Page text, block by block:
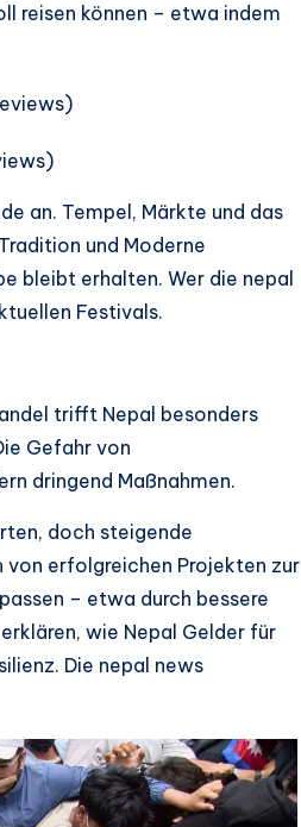
reisen können – etwa indem
an. Tempel, Märkte und das
und Moderne
bleibt erhalten. Wer die nepal
Festivals.
trifft Nepal besonders
Gefahr von
dringend Maßnahmen.
doch steigende
von erfolgreichen Projekten zur
– etwa durch bessere
wie Nepal Gelder für
Die nepal news